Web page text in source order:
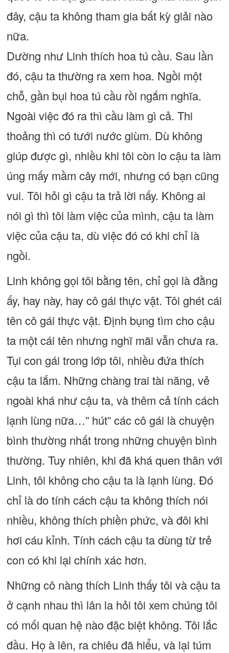
đây, cậu ta không tham gia bất kỳ giải nào
nữa.
Dường như Linh thích hoa tú cầu. Sau lần
đó, cậu ta thường ra xem hoa. Ngồi một
chỗ, gần bụi hoa tú cầu rồi ngắm nghĩa.
Ngoài việc đó ra thì cầu làm gì cả. Thi
thoảng thì có tưới nước giùm. Dù không
giúp được gì, nhiều khi tôi còn lo cậu ta làm
úng mấy mầm cây mới, nhưng có bạn cũng
vui. Tôi hỏi gì cậu ta trả lời nấy. Không ai
nói gì thì tôi làm việc của mình, cậu ta làm
việc của cậu ta, dù việc đó có khi chỉ là
ngồi.
Linh không gọi tôi bằng tên, chỉ gọi là đằng
ấy, hay này, hay cô gái thực vật. Tôi ghét cái
tên cô gái thực vật. Định bụng tìm cho cậu
ta một cái tên nhưng nghĩ mãi vẫn chưa ra.
Tụi con gái trong lớp tôi, nhiều đứa thích
cậu ta lắm. Những chàng trai tài năng, vẻ
ngoài khá như cậu ta, và thêm cả tính cách
lạnh lùng nữa…” hút” các cô gái là chuyện
bình thường nhất trong những chuyện bình
thường. Tuy nhiên, khi đã khá quen thân với
Linh, tôi không cho cậu ta là lạnh lùng. Đó
chỉ là do tính cách cậu ta không thích nói
nhiều, không thích phiền phức, và đôi khi
hơi cáu kỉnh. Tính cách cậu ta dùng từ trẻ
con có khi lại chính xác hơn.
Những cô nàng thích Linh thấy tôi và cậu ta
ở cạnh nhau thì lân la hỏi tôi xem chúng tôi
có mối quan hệ nào đặc biệt không. Tôi lắc
đầu. Họ à lên, ra chiêu đã hiểu, và lại túm